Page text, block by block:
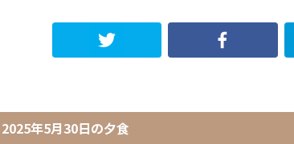
2025年5月30日の夕食